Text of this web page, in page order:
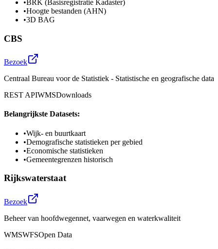
• BRK (Basisregistratie Kadaster)
•Hoogte bestanden (AHN)
•3D BAG
CBS
Bezoek
Centraal Bureau voor de Statistiek - Statistische en geografische data
REST APIWMSDownloads
Belangrijkste Datasets:
•Wijk- en buurtkaart
•Demografische statistieken per gebied
•Economische statistieken
•Gemeentegrenzen historisch
Rijkswaterstaat
Bezoek
Beheer van hoofdwegennet, vaarwegen en waterkwaliteit
WMSWFSOpen Data